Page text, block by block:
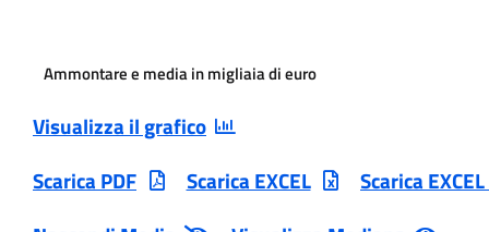
Ammontare e media in migliaia di euro